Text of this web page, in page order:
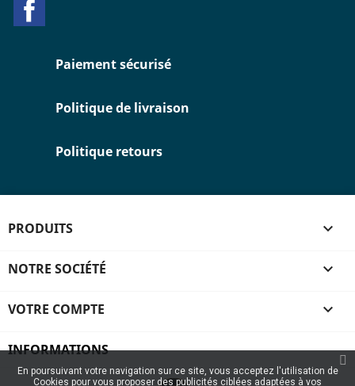
Paiement sécurisé
Politique de livraison
Politique retours
PRODUITS 
NOTRE SOCIÉTÉ 
VOTRE COMPTE 
INFORMATIONS
En poursuivant votre navigation sur ce site, vous acceptez l'utilisation de
Cookies pour vous proposer des publicités ciblées adaptées à vos